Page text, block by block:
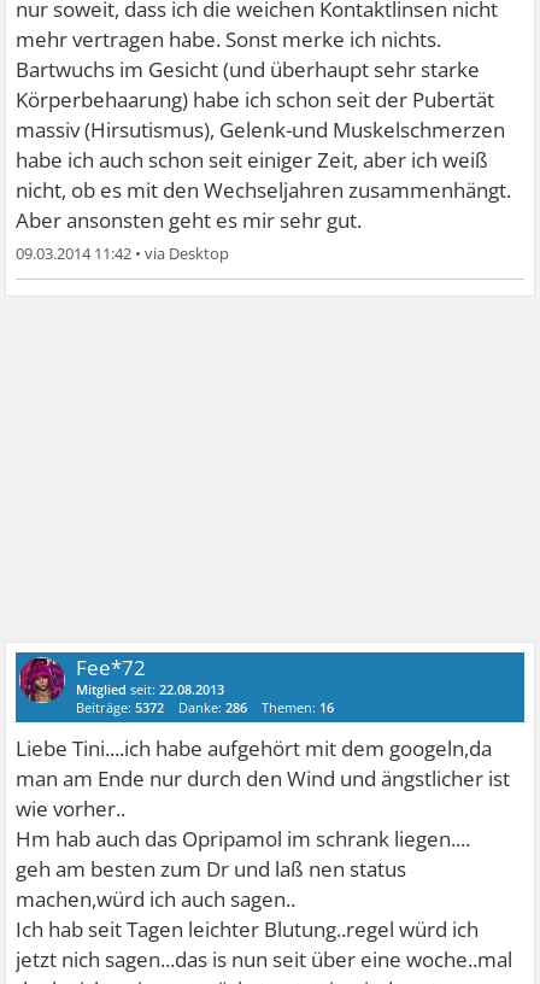
nur soweit, dass ich die weichen Kontaktlinsen nicht
mehr vertragen habe. Sonst merke ich nichts.
Bartwuchs im Gesicht (und überhaupt sehr starke
Körperbehaarung) habe ich schon seit der Pubertät
massiv (Hirsutismus), Gelenk-und Muskelschmerzen
habe ich auch schon seit einiger Zeit, aber ich weiß
nicht, ob es mit den Wechseljahren zusammenhängt.
Aber ansonsten geht es mir sehr gut.
09.03.2014 11:42 •
Fee*72
Mitglied seit:22.08.2013
Beiträge:5372 Danke:286 Themen: 16
Liebe Tini....ich habe aufgehört mit dem googeln,da
man am Ende nur durch den Wind und ängstlicher ist
wie vorher..
Hm hab auch das Opripamol im schrank liegen....
geh am besten zum Dr und laß nen status
machen,würd ich auch sagen..
Ich hab seit Tagen leichter Blutung..regel würd ich
jetzt nich sagen...das is nun seit über eine woche..mal